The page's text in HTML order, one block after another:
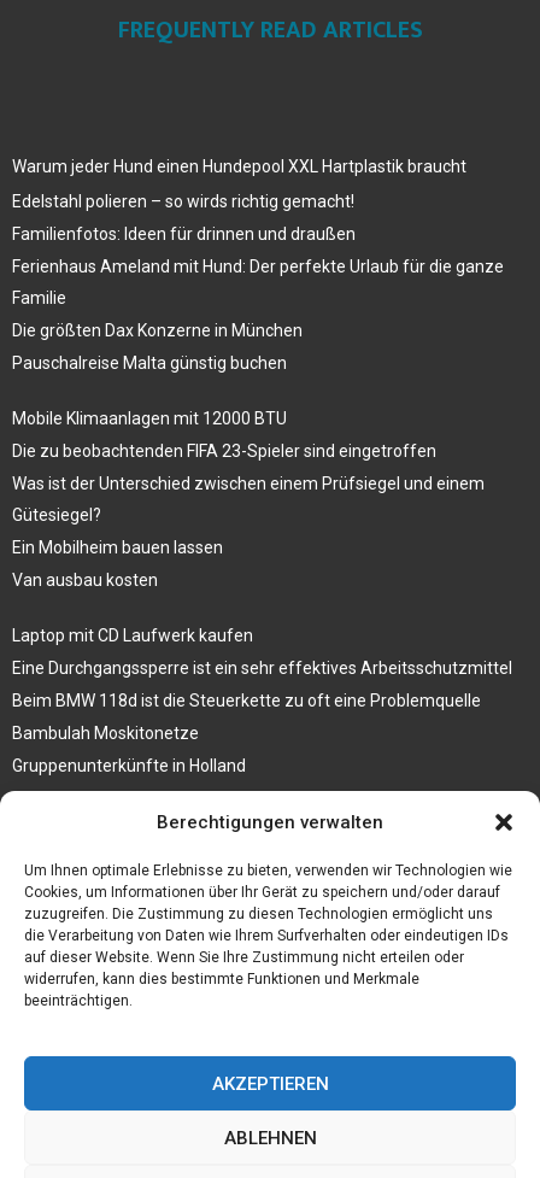
Berechtigungen verwalten
Um Ihnen optimale Erlebnisse zu bieten, verwenden wir Technologien wie
Cookies, um Informationen über Ihr Gerät zu speichern und/oder darauf
zuzugreifen. Die Zustimmung zu diesen Technologien ermöglicht uns
die Verarbeitung von Daten wie Ihrem Surfverhalten oder eindeutigen IDs
auf dieser Website. Wenn Sie Ihre Zustimmung nicht erteilen oder
widerrufen, kann dies bestimmte Funktionen und Merkmale
beeinträchtigen.
AKZEPTIEREN
ABLEHNEN
FREQUENTLY READ ARTICLES
Warum jeder Hund einen Hundepool XXL Hartplastik braucht
Edelstahl polieren – so wirds richtig gemacht!
Familienfotos: Ideen für drinnen und draußen
Ferienhaus Ameland mit Hund: Der perfekte Urlaub für die ganze
Familie
Die größten Dax Konzerne in München
Pauschalreise Malta günstig buchen
Mobile Klimaanlagen mit 12000 BTU
Die zu beobachtenden FIFA 23-Spieler sind eingetroffen
Was ist der Unterschied zwischen einem Prüfsiegel und einem
Gütesiegel?
Ein Mobilheim bauen lassen
Van ausbau kosten
Laptop mit CD Laufwerk kaufen
Eine Durchgangssperre ist ein sehr effektives Arbeitsschutzmittel
Beim BMW 118d ist die Steuerkette zu oft eine Problemquelle
Bambulah Moskitonetze
Gruppenunterkünfte in Holland
Jutebeutel kaufen und ihre Strapazierfähigkeit nutzen
Personalhandbuch
10 Tipps um einen guten Eindruck zu machen
Sahnemaschine